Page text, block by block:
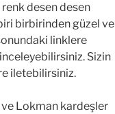
desen desen
birbirinden güzel ve
linklere
Sizin
iletebilirsiniz.
Lokman kardeşler